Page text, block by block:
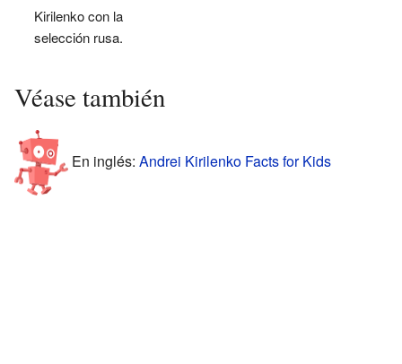
Kirilenko con la
selección rusa.
Véase también
En inglés: Andrei Kirilenko Facts for Kids